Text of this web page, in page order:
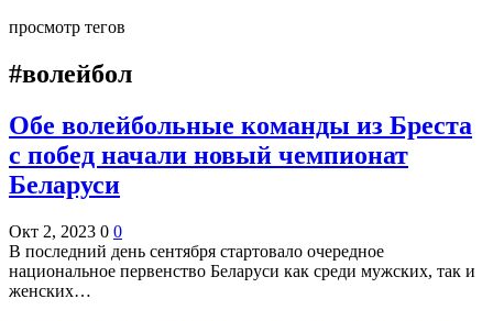
просмотр тегов
#волейбол
Обе волейбольные команды из Бреста
с побед начали новый чемпионат
Беларуси
Окт 2, 2023 0 0
В последний день сентября стартовало очередное
национальное первенство Беларуси как среди мужских, так и
женских…